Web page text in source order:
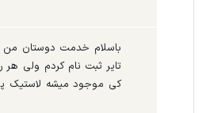
باسلام خدمت دوستان من
تایر ثبت نام کردم ولی
کی موجود میشه لاستیک